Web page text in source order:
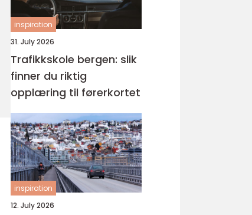
inspiration
31. July 2026
Trafikkskole bergen: slik
finner du riktig
opplæring til førerkortet
inspiration
12. July 2026